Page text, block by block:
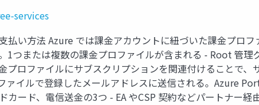
services
払い方法 Azure では課金アカウントに紐づいた課金プロ
1つまたは複数の課金プロファイルが含まれる - Root 管
ロファイルにサブスクリプションを関連付けることで
イルで登録したメールアドレスに送信される。Azure
ード、電信送金の3つ - EA やCSP 契約などパートナー